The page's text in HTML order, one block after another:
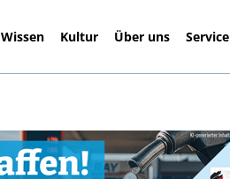
Wissen Kultur Über uns Service